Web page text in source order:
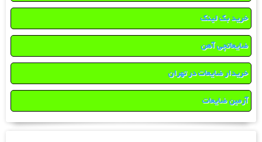
خرید بک لینک
ضایعاتچی آهن
خریدار ضایعات در تهران
آرمین ضایعات